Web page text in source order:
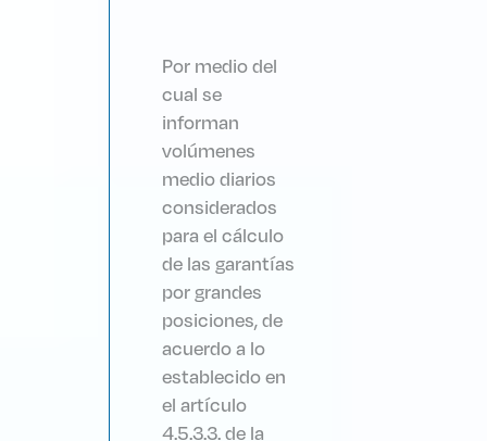
Por medio del
cual se
informan
volúmenes
medio diarios
considerados
para el cálculo
de las garantías
por grandes
posiciones, de
acuerdo a lo
establecido en
el artículo
4.5.3.3. de la